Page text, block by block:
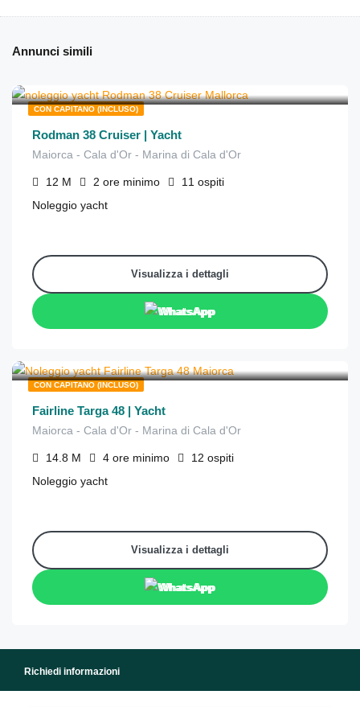
Annunci simili
CON CAPITANO (INCLUSO)
Rodman 38 Cruiser | Yacht
Maiorca - Cala d'Or - Marina di Cala d'Or
12 M 2 ore minimo 11 ospiti
Noleggio yacht
Visualizza i dettagli
WhatsApp
CON CAPITANO (INCLUSO)
Fairline Targa 48 | Yacht
Maiorca - Cala d'Or - Marina di Cala d'Or
14.8 M 4 ore minimo 12 ospiti
Noleggio yacht
Visualizza i dettagli
WhatsApp
Richiedi informazioni